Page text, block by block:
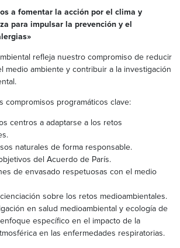
a fomentar la acción por el clima y
para impulsar la prevención y el
refleja nuestro compromiso de reducir
medio ambiente y contribuir a la investigación
compromisos programáticos clave:
centros a adaptarse a los retos
naturales de forma responsable.
del Acuerdo de París.
de envasado respetuosas con el medio
sobre los retos medioambientales.
en salud medioambiental y ecología de
específico en el impacto de la
en las enfermedades respiratorias.